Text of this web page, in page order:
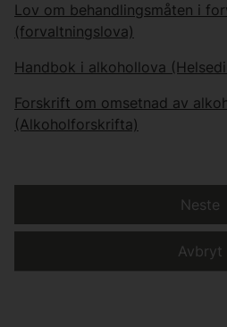
Lov om behandlingsmåten i
(forvaltningslova)
Handbok i alkohollova
Forskrift om omsetnad av
(Alkoholforskrifta)
Avbryt
Neste